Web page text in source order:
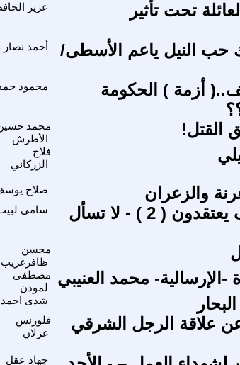
عزيز
تحت تأثير
أحمد نصار
النيل ياعم الأسطى/
محمود
أزمة ) الحكومة
محمد
الأطرش
القتل!
فلاح
الزركاني
صلاح والزعران
سامى
لماذا يؤمنون ..وكيف يعتقدون ( 2 ) - لا تسأل
محسن
ظافرغريب
مصطفى
لمودن
الإرسالية- محمد العنيبي
شذى احمد
فلورنس
غزلان
علاقة الرجل الشرقي
جهاد عقل